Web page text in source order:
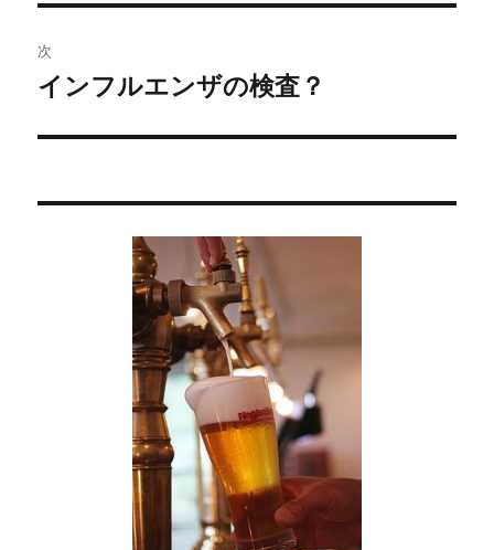
ビ
ゲ
ー
の
投
稿:
次
次
投
インフルエンザの検査？